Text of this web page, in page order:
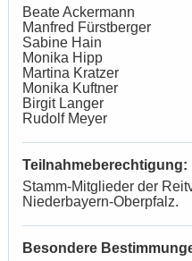
Beate Ackermann
Manfred Fürstberger
Sabine Hain
Monika Hipp
Martina Kratzer
Monika Kuftner
Birgit Langer
Rudolf Meyer
Teilnahmeberechtigung:
Stamm-Mitglieder der
Niederbayern-Oberpfalz.
Besondere